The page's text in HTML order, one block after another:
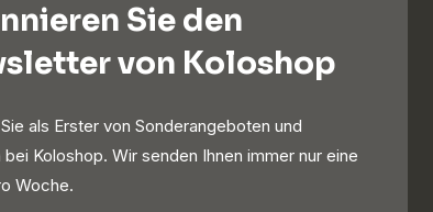
Sie den
von Koloshop
als Erster von Sonderangeboten und
bei Koloshop. Wir senden Ihnen immer nur eine
Woche.